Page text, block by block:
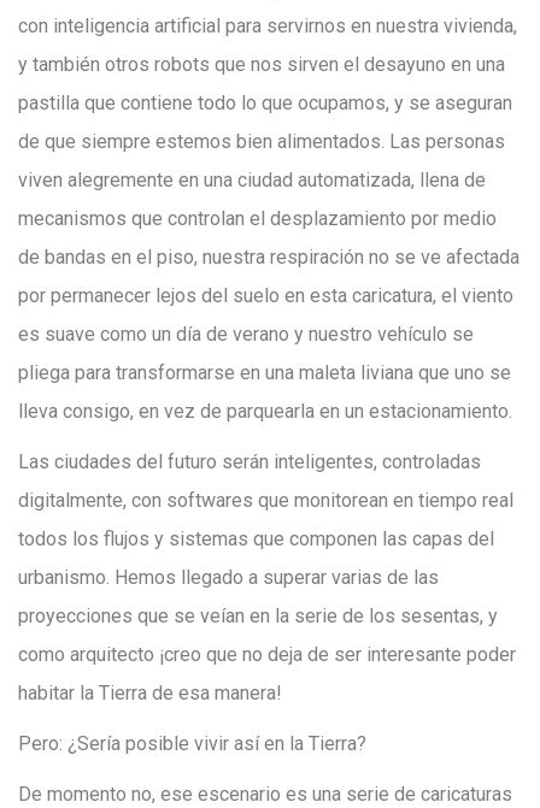
con inteligencia artificial para servirnos en nuestra vivienda,
y también otros robots que nos sirven el desayuno en una
pastilla que contiene todo lo que ocupamos, y se aseguran
de que siempre estemos bien alimentados. Las personas
viven alegremente en una ciudad automatizada, llena de
mecanismos que controlan el desplazamiento por medio
de bandas en el piso, nuestra respiración no se ve afectada
por permanecer lejos del suelo en esta caricatura, el viento
es suave como un día de verano y nuestro vehículo se
pliega para transformarse en una maleta liviana que uno se
lleva consigo, en vez de parquearla en un estacionamiento.
Las ciudades del futuro serán inteligentes, controladas
digitalmente, con softwares que monitorean en tiempo real
todos los flujos y sistemas que componen las capas del
urbanismo. Hemos llegado a superar varias de las
proyecciones que se veían en la serie de los sesentas, y
como arquitecto ¡creo que no deja de ser interesante poder
habitar la Tierra de esa manera!
Pero: ¿Sería posible vivir así en la Tierra?
De momento no, ese escenario es una serie de caricaturas